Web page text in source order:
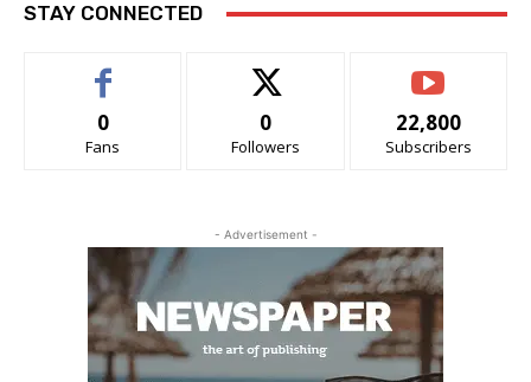
STAY CONNECTED
0
Fans
0
Followers
22,800
Subscribers
- Advertisement -